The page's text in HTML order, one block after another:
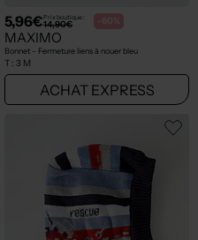
5,96€Prix boutique :
14,90€ -60%
MAXIMO
Bonnet - Fermeture liens à nouer bleu
T : 3 M
ACHAT EXPRESS